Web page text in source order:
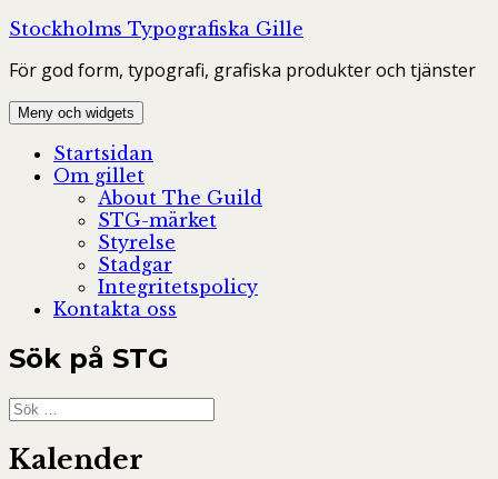
Hoppa
innehåll
Stockholms Typografiska Gille
För god form, typografi, grafiska produkter och tjänster
Meny och widgets
Startsidan
Om gillet
About The Guild
STG-märket
Styrelse
Stadgar
Integritetspolicy
Kontakta oss
Sök på STG
Sök
efter:
Kalender